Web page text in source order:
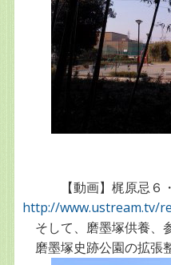
【動画】梶原忌６・
http://www.ustream.tv/
そして、磨墨塚供養、
磨墨塚史跡公園の拡張